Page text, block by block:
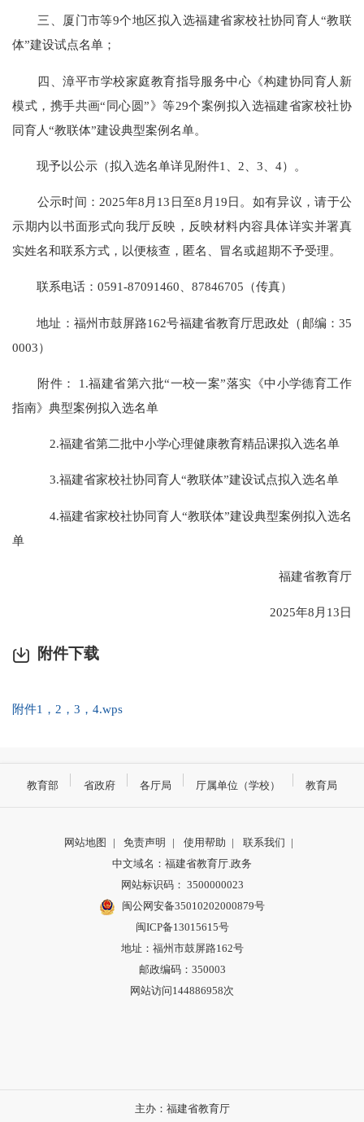
三、厦门市等9个地区拟入选福建省家校社协同育人“教联
体”建设试点名单；
四、漳平市学校家庭教育指导服务中心《构建协同育人新
模式，携手共画“同心圆”》等29个案例拟入选福建省家校社协
同育人“教联体”建设典型案例名单。
现予以公示（拟入选名单详见附件1、2、3、4）。
公示时间：2025年8月13日至8月19日。如有异议，请于公
示期内以书面形式向我厅反映，反映材料内容具体详实并署真
实姓名和联系方式，以便核查，匿名、冒名或超期不予受理。
联系电话：0591-87091460、87846705（传真）
地址：福州市鼓屏路162号福建省教育厅思政处（邮编：35
0003）
附件： 1.福建省第六批“一校一案”落实《中小学德育工作
指南》典型案例拟入选名单
2.福建省第二批中小学心理健康教育精品课拟入选名单
3.福建省家校社协同育人“教联体”建设试点拟入选名单
4.福建省家校社协同育人“教联体”建设典型案例拟入选名
单
福建省教育厅
2025年8月13日
附件下载
附件1，2，3，4.wps
教育部 省政府 各厅局 厅属单位（学校） 教育局
网站地图 | 免责声明 | 使用帮助 | 联系我们 |
中文域名：福建省教育厅.政务
网站标识码： 3500000023
闽公网安备35010202000879号
闽ICP备13015615号
地址：福州市鼓屏路162号
邮政编码：350003
网站访问144886958次
主办：福建省教育厅